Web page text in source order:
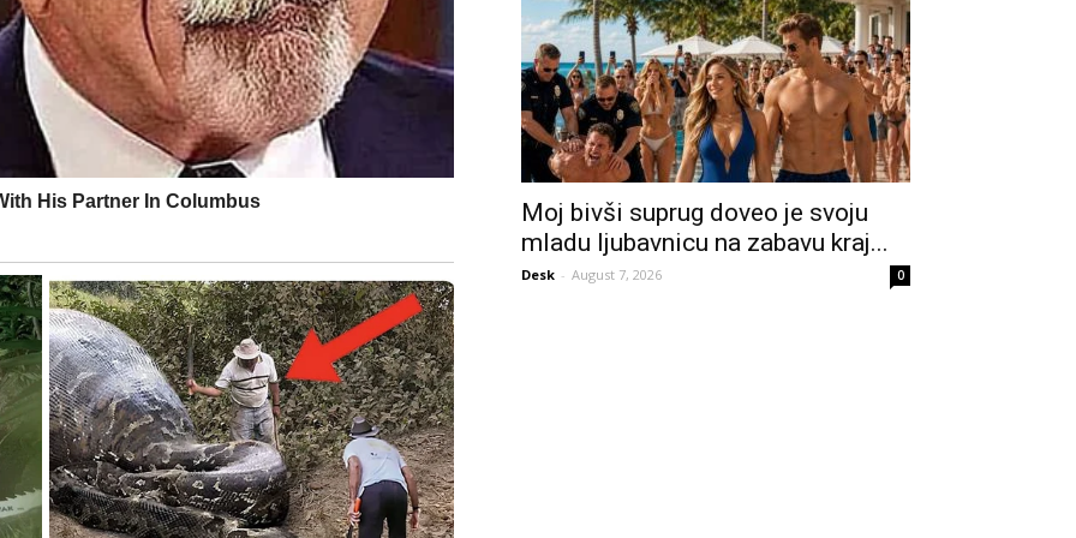
Moj bivši suprug doveo je svoju
mladu ljubavnicu na zabavu kraj...
Desk - August 7, 2026 0